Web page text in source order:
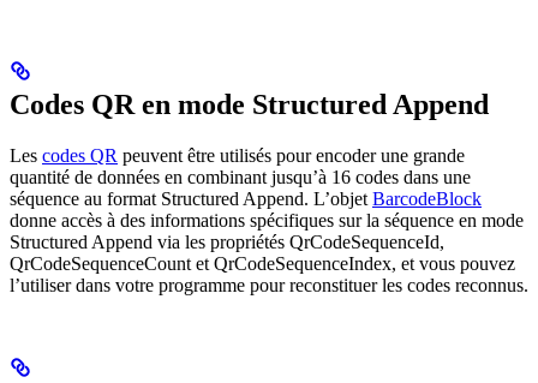
Codes QR en mode Structured Append
Les codes QR peuvent être utilisés pour encoder une grande
quantité de données en combinant jusqu’à 16 codes dans une
séquence au format Structured Append. L’objet BarcodeBlock
donne accès à des informations spécifiques sur la séquence en mode
Structured Append via les propriétés QrCodeSequenceId,
QrCodeSequenceCount et QrCodeSequenceIndex, et vous pouvez
l’utiliser dans votre programme pour reconstituer les codes reconnus.